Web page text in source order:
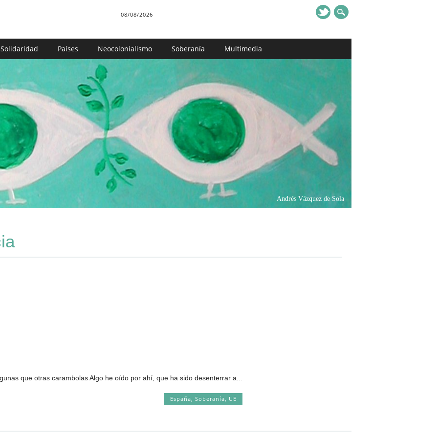
08/08/2026
Solidaridad Países Neocolonialismo Soberanía Multimedia
Andrés Vázquez de Sola
que otras carambolas Algo he oído por ahí, que ha sido desenterrar a...
España ,Soberanía UE